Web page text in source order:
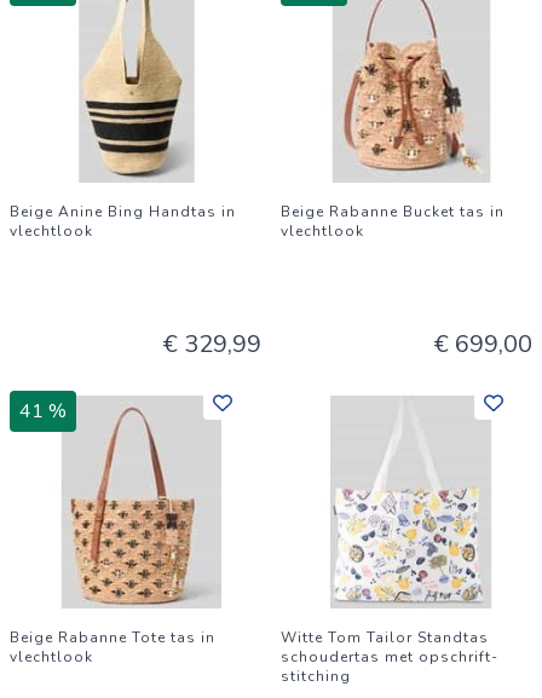
Beige Anine Bing Handtas in
vlechtlook
€ 329,99
Beige Rabanne Bucket tas in
vlechtlook
€ 699,00
41 %
Beige Rabanne Tote tas in
vlechtlook
Witte Tom Tailor Standtas
schoudertas met opschrift-
stitching